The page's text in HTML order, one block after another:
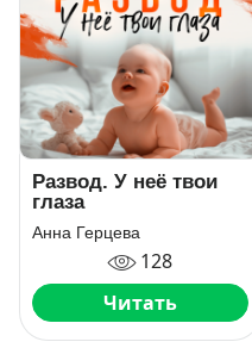
Развод. У неё твои
глаза
Анна Герцева
128
Читать